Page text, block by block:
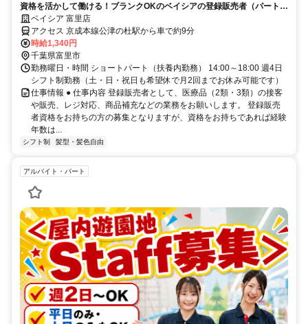
資格を活かして働ける！ブランクOKのベイシアの登録販売者（パート）
求人ベイシア 富里店
アクセス 京成本線公津の杜駅から車で約9分
時給1,340円
千葉県富里市
勤務曜日・時間 ショートパート（扶養内勤務） 14:00～18:00 週4日
シフト制勤務（土・日・祝日も希望休で月2回までお休み可能です）
仕事情報 ● 仕事内容 登録販売者として、医療品（2類・3類）の接客
や販売、レジ対応、商品補充などの業務をお願いします。 登録販売
者資格をお持ちの方の募集となりますが、資格をお持ちであれば経験
年数は...
シフト制 髪型・髪色自由
アルバイト・パート